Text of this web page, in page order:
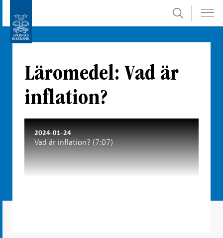
direkt
undersidor
Sök
Läromedel: Vad är
inflation?
2024-01-24
Vad är inflation? (7:07)